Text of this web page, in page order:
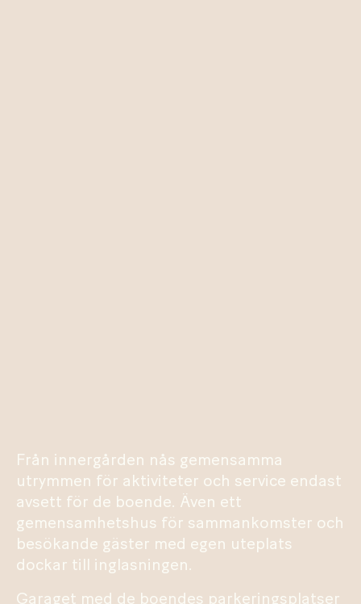
Från innergården nås gemensamma
utrymmen för aktiviteter och service endast
avsett för de boende. Även ett
gemensamhetshus för sammankomster och
besökande gäster med egen uteplats
dockar till inglasningen.
Garaget med de boendes parkeringsplatser